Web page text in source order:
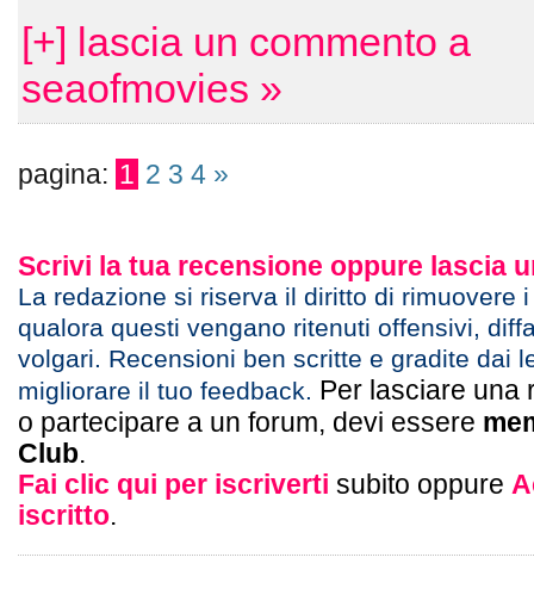
[+] lascia un commento a
seaofmovies »
pagina: 1 2 3 4 »
Scrivi la tua recensione oppure lascia
La redazione si riserva il diritto di rimuovere
qualora questi vengano ritenuti offensivi,
volgari. Recensioni ben scritte e gradite dai
migliorare il tuo feedback. Per lasciare una
o partecipare a un forum, devi essere
Club.
Fai clic qui per iscriverti subito oppure
iscritto.